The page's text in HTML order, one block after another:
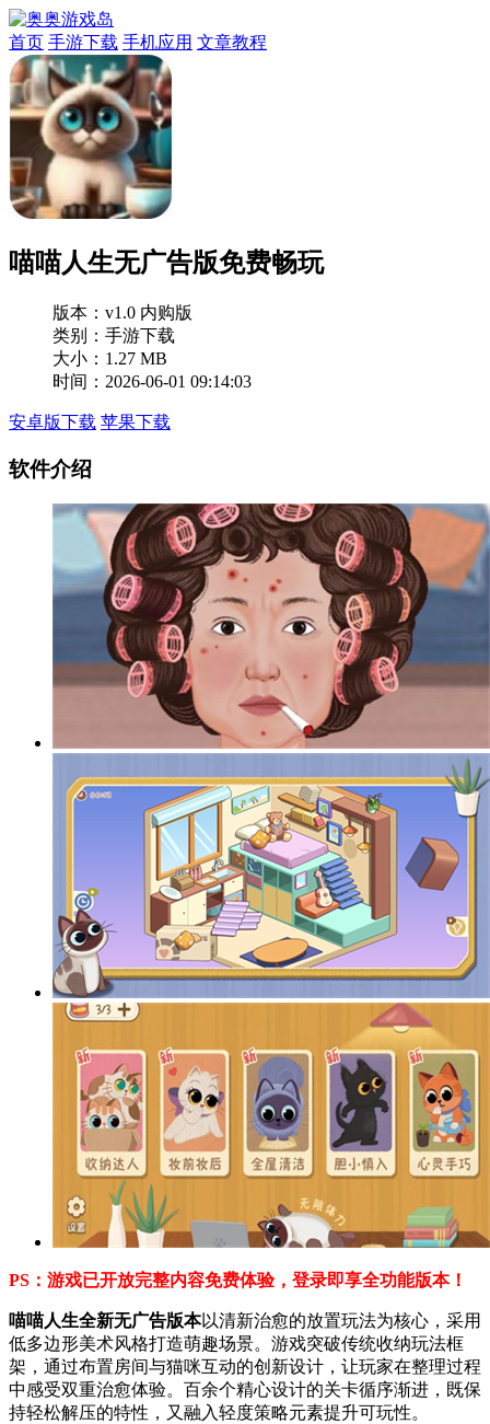
首页 手游下载 手机应用 文章教程
喵喵人生无广告版免费畅玩
版本： v1.0 内购版
类别：手游下载
大小：1.27 MB
时间：2026-06-01 09:14:03
安卓版下载 苹果下载
软件介绍
PS：游戏已开放完整内容免费体验，登录即享全功能版本！
喵喵人生全新无广告版本以清新治愈的放置玩法为核心，采用
低多边形美术风格打造萌趣场景。游戏突破传统收纳玩法框
架，通过布置房间与猫咪互动的创新设计，让玩家在整理过程
中感受双重治愈体验。百余个精心设计的关卡循序渐进，既保
持轻松解压的特性，又融入轻度策略元素提升可玩性。